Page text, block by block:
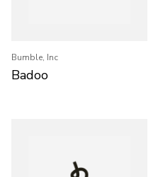
Bumble, Inc
Badoo